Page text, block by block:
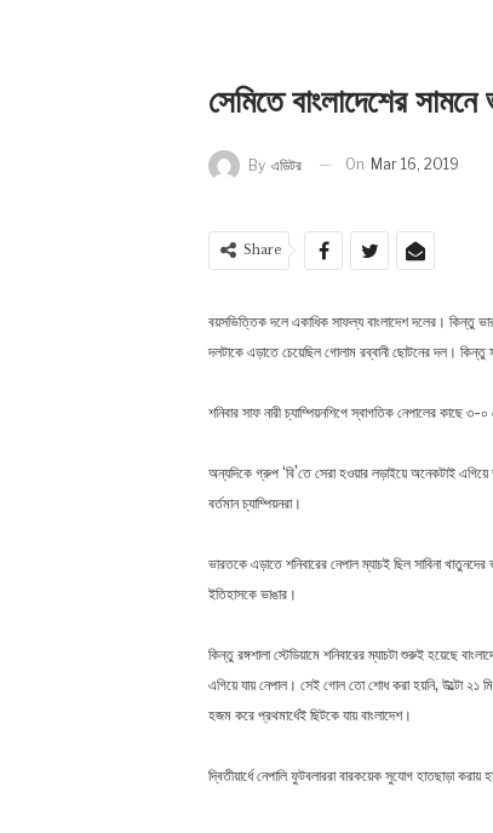
সেমিতে বাংলাদেশের
By এডিটর On Mar 16, 2019
Share
বয়সভিত্তিক দলে একাধিক সাফল্য বাংলাদেশ দলের। কিন্তু
দলটাকে এড়াতে চেয়েছিল গোলাম রব্বানী ছোটনের দল। কিন্তু
শনিবার সাফ নারী চ্যাম্পিয়নশিপে স্বাগতিক নেপালের কাছে
অন্যদিকে গ্রুপ ‘বি’তে সেরা হওয়ার লড়াইয়ে অনেকটাই এগিয়ে
বর্তমান চ্যাম্পিয়নরা।
ভারতকে এড়াতে শনিবারের নেপাল ম্যাচই ছিল সাবিনা
ইতিহাসকে ভাঙার।
কিন্তু রঙ্গশালা স্টেডিয়ামে শনিবারের ম্যাচটা শুরুই হয়েছে
এগিয়ে যায় নেপাল। সেই গোল তো শোধ করা হয়নি, উল্টো ২১
হজম করে প্রথমার্ধেই ছিটকে যায় বাংলাদেশ।
দ্বিতীয়ার্ধে নেপালি ফুটবলাররা বারকয়েক সুযোগ হাতছাড়া করায়